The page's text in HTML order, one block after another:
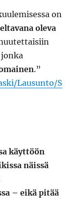
on
oleva
.”
Lausunto/S
käyttöön
näissä
– eikä pitää